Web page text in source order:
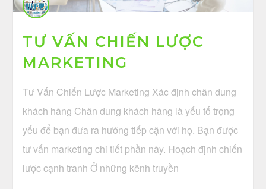
TƯ VẤN CHIẾN LƯỢC
MARKETING
Tư Vấn Chiến Lược Marketing Xác định chân dung
khách hàng Chân dung khách hàng là yếu tố trọng
yếu để bạn đưa ra hướng tiếp cận với họ. Bạn được
tư vấn marketing chi tiết phần này. Hoạch định chiến
lược cạnh tranh Ở những kênh truyền